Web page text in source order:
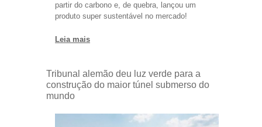
partir do carbono e, de quebra, lançou um
produto super sustentável no mercado!
Leia mais
Tribunal alemão deu luz verde para a
construção do maior túnel submerso do
mundo